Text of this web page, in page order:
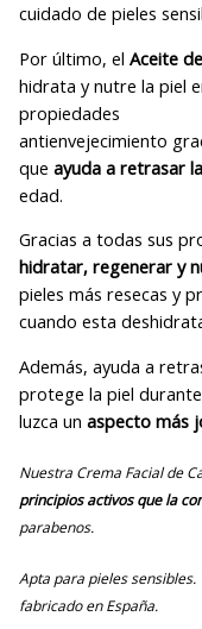
cuidado de pieles
Por último, el Aceite
hidrata y nutre la piel
propiedades
antienvejecimiento
que ayuda a retrasar
edad.
Gracias a todas sus
hidratar, regenerar y
pieles más resecas y
cuando esta
Además, ayuda a
protege la piel
luzca un aspecto más
Nuestra Crema Facial de
principios activos que la
parabenos.
Apta para pieles
fabricado en España.